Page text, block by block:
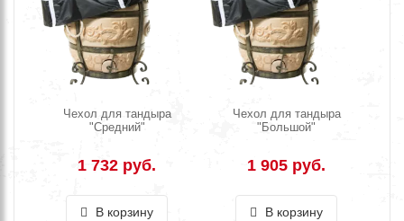
Чехол для тандыра
"Средний"
1 732 руб.
В корзину
Чехол для тандыра
"Большой"
1 905 руб.
В корзину